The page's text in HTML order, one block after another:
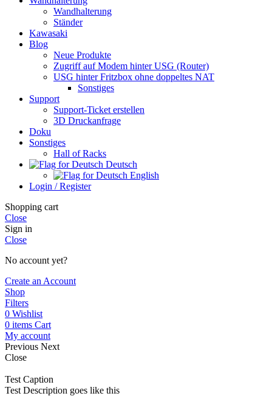
Wandhalterung
Ständer
Kawasaki
Blog
Neue Produkte
Zugriff auf Modem hinter USG (Router)
USG hinter Fritzbox ohne doppeltes NAT
Sonstiges
Support
Support-Ticket erstellen
3D Druckanfrage
Doku
Sonstiges
Hall of Racks
Deutsch
English
Login / Register
Shopping cart
Close
Sign in
Close
No account yet?
Create an Account
Shop
Filters
0 Wishlist
0 items Cart
My account
Previous Next
Close
Test Caption
Test Description goes like this